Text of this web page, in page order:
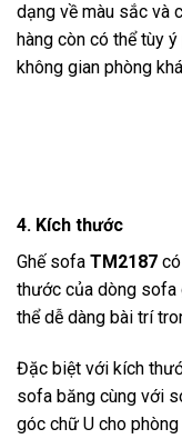
dạng về màu sắc và
hàng còn có thể tùy
không gian phòng
4. Kích thước
Ghế sofa TM2187
thước của dòng sofa
thể dễ dàng bài trí
Đặc biệt với kích
sofa băng cùng với
góc chữ U cho